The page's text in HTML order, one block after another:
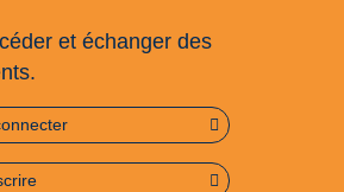
et échanger des